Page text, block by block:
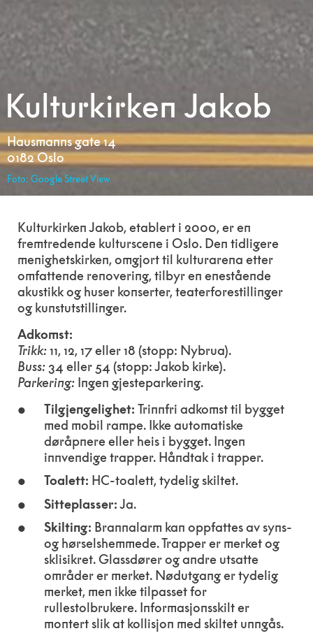
Kulturkirken Jakob
Hausmanns gate 14
0182 Oslo
Foto: Google Street View
Kulturkirken Jakob, etablert i 2000, er en
fremtredende kulturscene i Oslo. Den tidligere
menighetskirken, omgjort til kulturarena etter
omfattende renovering, tilbyr en enestående
akustikk og huser konserter, teaterforestillinger
og kunstutstillinger.
Adkomst:
Trikk:11, 12, 17 eller 18 (stopp: Nybrua).
Buss: 34 eller 54 (stopp: Jakob kirke).
Parkering: Ingen gjesteparkering.
Tilgjengelighet: Trinnfri adkomst til bygget
med mobil rampe. Ikke automatiske
døråpnere eller heis i bygget. Ingen
innvendige trapper. Håndtak i trapper.
Toalett: HC-toalett, tydelig skiltet.
Sitteplasser:Ja.
Skilting: Brannalarm kan oppfattes av syns-
og hørselshemmede. Trapper er merket og
sklisikret. Glassdører og andre utsatte
områder er merket. Nødutgang er tydelig
merket, men ikke tilpasset for
rullestolbrukere. Informasjonsskilt er
montert slik at kollisjon med skiltet unngås.